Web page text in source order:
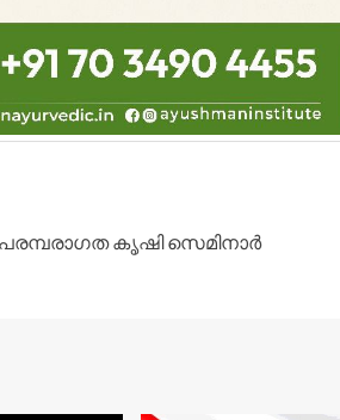
പരമ്പരാഗത കൃഷി സെമിനാര്‍